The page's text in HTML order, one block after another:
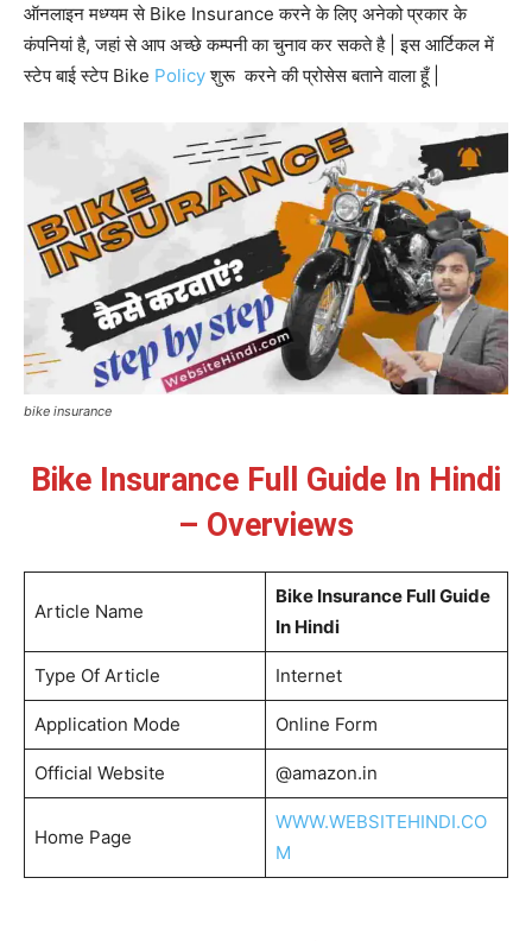
ऑनलाइन मध्ग्यम से Bike Insurance करने के लिए अनेको प्रकार के
कंपनियां है, जहां से आप अच्छे कम्पनी का चुनाव कर सकते है | इस आर्टिकल में
स्टेप बाई स्टेप Bike Policyशुरू करने की प्रोसेस बताने वाला हूँ |
bike insurance
Bike Insurance Full Guide In Hindi
– Overviews
Article Name
Bike Insurance Full Guide
In Hindi
Type Of Article Internet
Application Mode Online Form
Official Website @amazon.in
Home Page
WWW.WEBSITEHINDI.CO
M